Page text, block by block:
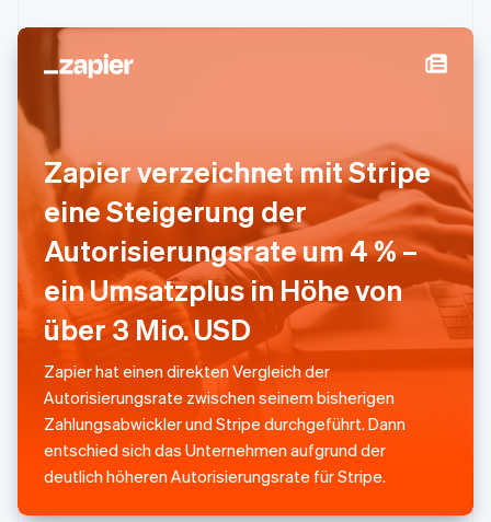
Zapier verzeichnet mit Stripe
eine Steigerung der
Autorisierungsrate um 4 % –
ein Umsatzplus in Höhe von
über 3 Mio. USD
Zapier hat einen direkten Vergleich der
Autorisierungsrate zwischen seinem bisherigen
Zahlungsabwickler und Stripe durchgeführt. Dann
entschied sich das Unternehmen aufgrund der
deutlich höheren Autorisierungsrate für Stripe.
English
English
Malta
Mexiko
EspañolEnglish
Neuseeland
English
Niederlande
NederlandsEnglish
English
Österreich
DeutschEnglish
Polen
English
PortuguêsEnglish